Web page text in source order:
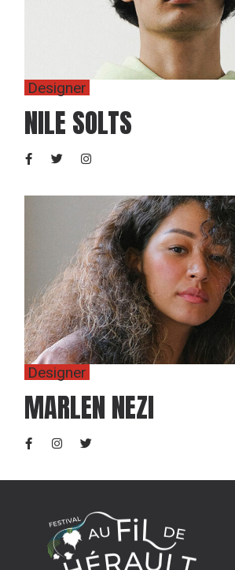
Designer
NILE SOLTS
Designer
MARLEN NEZI